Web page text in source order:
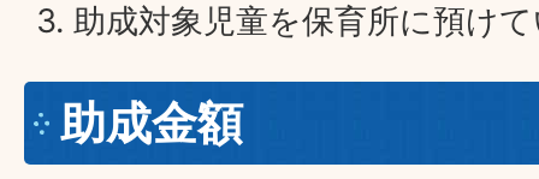
3. 助成対象児童を保育所に預け
助成金額